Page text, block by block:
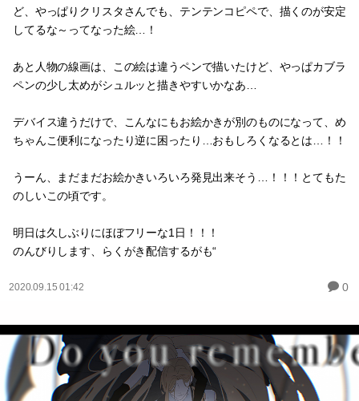
ど、やっぱりクリスタさんでも、テンテンコピペで、描くのが安定
してるな～ってなった絵…！
あと人物の線画は、この絵は違うペンで描いたけど、やっぱカブラ
ペンの少し太めがシュルッと描きやすいかなあ…
デバイス違うだけで、こんなにもお絵かきが別のものになって、め
ちゃんこ便利になったり逆に困ったり…おもしろくなるとは…！！
うーん、まだまだお絵かきいろいろ発見出来そう…！！！とてもた
のしいこの頃です。
明日は久しぶりにほぼフリーな1日！！！
のんびりします、らくがき配信するがも“
2020.09.15 01:42 0